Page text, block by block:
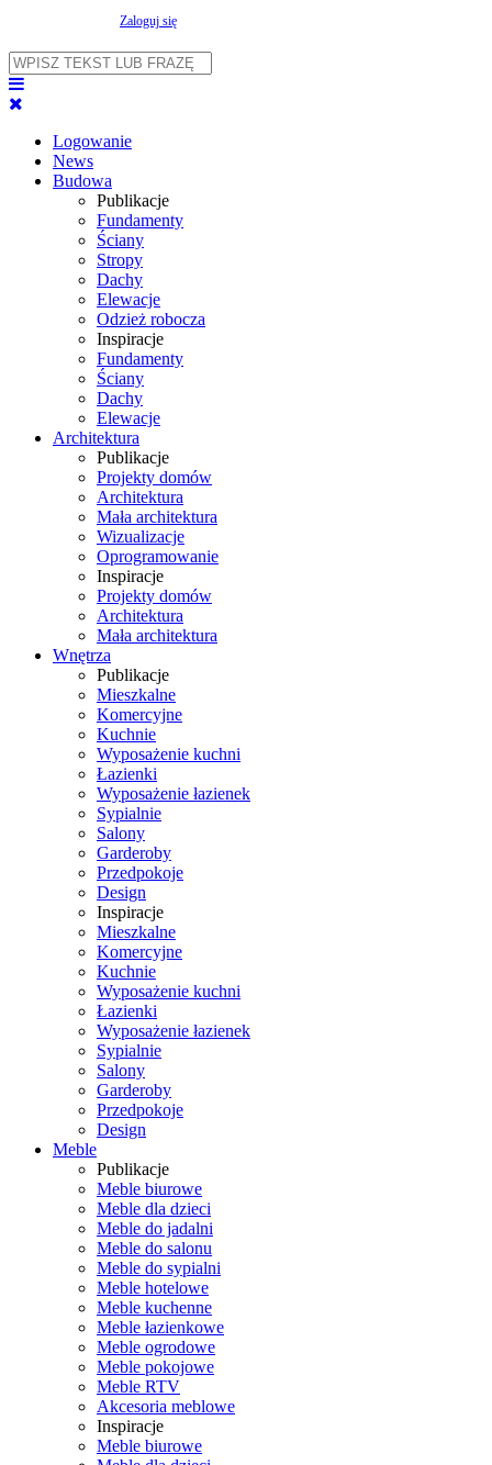
Zaloguj się
Logowanie
News
Budowa
Publikacje
Fundamenty
Ściany
Stropy
Dachy
Elewacje
Odzież robocza
Inspiracje
Fundamenty
Ściany
Dachy
Elewacje
Architektura
Publikacje
Projekty domów
Architektura
Mała architektura
Wizualizacje
Oprogramowanie
Inspiracje
Projekty domów
Architektura
Mała architektura
Wnętrza
Publikacje
Mieszkalne
Komercyjne
Kuchnie
Wyposażenie kuchni
Łazienki
Wyposażenie łazienek
Sypialnie
Salony
Garderoby
Przedpokoje
Design
Inspiracje
Mieszkalne
Komercyjne
Kuchnie
Wyposażenie kuchni
Łazienki
Wyposażenie łazienek
Sypialnie
Salony
Garderoby
Przedpokoje
Design
Meble
Publikacje
Meble biurowe
Meble dla dzieci
Meble do jadalni
Meble do salonu
Meble do sypialni
Meble hotelowe
Meble kuchenne
Meble łazienkowe
Meble ogrodowe
Meble pokojowe
Meble RTV
Akcesoria meblowe
Inspiracje
Meble biurowe